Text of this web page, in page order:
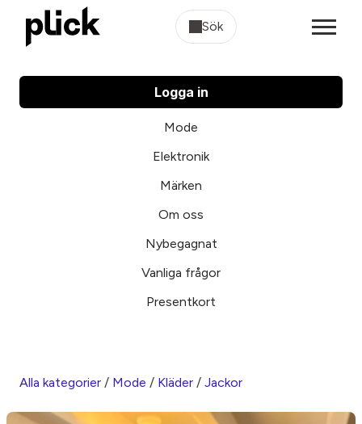
Sök
Logga in
Mode
Elektronik
Märken
Om oss
Nybegagnat
Vanliga frågor
Presentkort
Alla kategorier / Mode / Kläder / Jackor